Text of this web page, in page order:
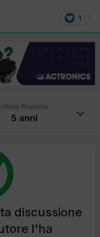
1
Ultima Risposta
5 anni
discussione
l'ha